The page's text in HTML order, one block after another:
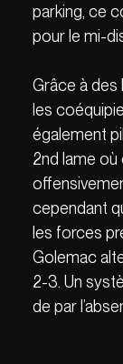
parking, ce
pour le mi-
Grâce à des
les
également
2nd lame
cependant
les forces
Golemac
2-3. Un
de par